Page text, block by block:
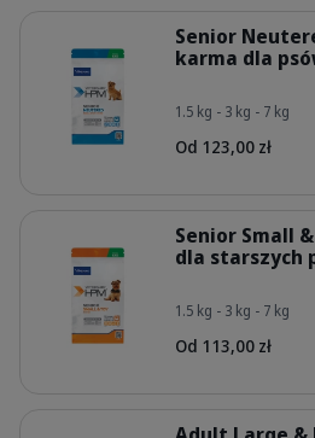
Senior
karma dla
1.5 kg - 3 kg - 7 kg
Od 123,00 zł
Senior Small
dla starszych
1.5 kg - 3 kg - 7 kg
Od 113,00 zł